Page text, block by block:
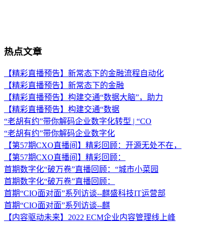
热点文章
【精彩直播预告】新常态下的金融流程自动化
【精彩直播预告】新常态下的金融
【精彩直播预告】构建交通“数据大脑”，助力
【精彩直播预告】构建交通“数据
“老胡有约”带你解码企业数字化转型 | “CO
“老胡有约”带你解码企业数字化
【第57期CXO直播间】精彩回顾：开源无处不在，
【第57期CXO直播间】精彩回顾：
首期数字化“破万卷”直播回顾：“城市小菜园
首期数字化“破万卷”直播回顾：
首期“CIO面对面”系列访谈--麒盛科技IT运营部
首期“CIO面对面”系列访谈--麒
【内容驱动未来】2022 ECM企业内容管理线上峰